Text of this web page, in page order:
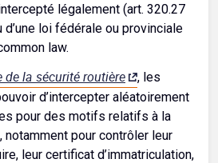
légalement (art. 320.27
d’une loi fédérale ou provinciale
law.
de la sécurité routière
, les
d’intercepter aléatoirement
pour des motifs relatifs à la
notamment pour contrôler leur
leur certificat d’immatriculation,